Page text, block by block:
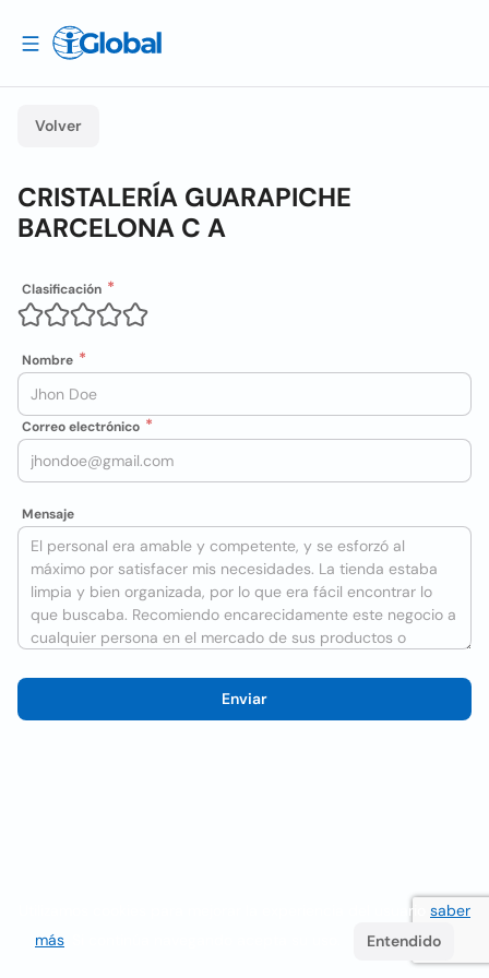
Volver
CRISTALERÍA GUARAPICHE
BARCELONA C A
Clasificación
Nombre
Correo electrónico
Mensaje
Enviar
Utilizamos cookies para mejorar la experiencia del usuario saber
más
Entendido